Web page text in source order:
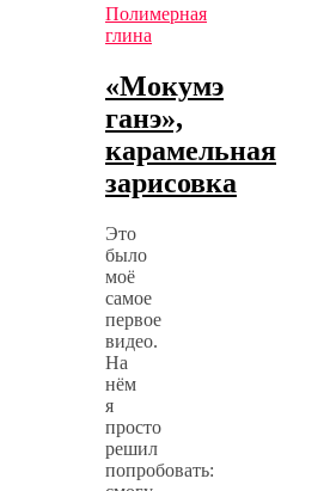
Полимерная
глина
«Мокумэ
ганэ»,
карамельная
зарисовка
Это
было
моё
самое
первое
видео.
На
нём
я
просто
решил
попробовать: